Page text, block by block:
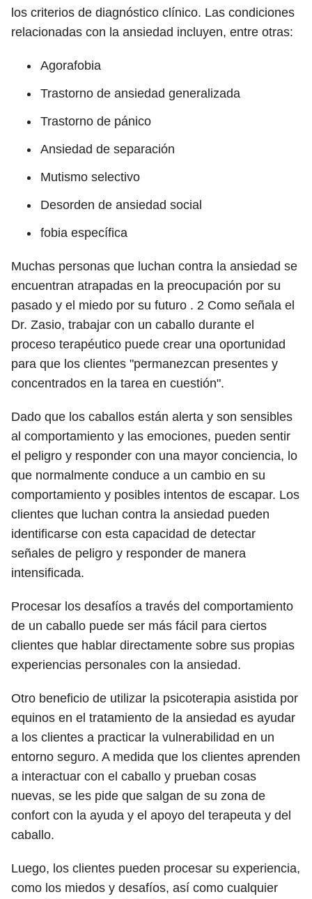
los criterios de diagnóstico clínico. Las condiciones
relacionadas con la ansiedad incluyen, entre otras:
Agorafobia
Trastorno de ansiedad generalizada
Trastorno de pánico
Ansiedad de separación
Mutismo selectivo
Desorden de ansiedad social
fobia específica
Muchas personas que luchan contra la ansiedad se
encuentran atrapadas en la preocupación por su
pasado y el miedo por su futuro . 2 Como señala el
Dr. Zasio, trabajar con un caballo durante el
proceso terapéutico puede crear una oportunidad
para que los clientes "permanezcan presentes y
concentrados en la tarea en cuestión".
Dado que los caballos están alerta y son sensibles
al comportamiento y las emociones, pueden sentir
el peligro y responder con una mayor conciencia, lo
que normalmente conduce a un cambio en su
comportamiento y posibles intentos de escapar. Los
clientes que luchan contra la ansiedad pueden
identificarse con esta capacidad de detectar
señales de peligro y responder de manera
intensificada.
Procesar los desafíos a través del comportamiento
de un caballo puede ser más fácil para ciertos
clientes que hablar directamente sobre sus propias
experiencias personales con la ansiedad.
Otro beneficio de utilizar la psicoterapia asistida por
equinos en el tratamiento de la ansiedad es ayudar
a los clientes a practicar la vulnerabilidad en un
entorno seguro. A medida que los clientes aprenden
a interactuar con el caballo y prueban cosas
nuevas, se les pide que salgan de su zona de
confort con la ayuda y el apoyo del terapeuta y del
caballo.
Luego, los clientes pueden procesar su experiencia,
como los miedos y desafíos, así como cualquier